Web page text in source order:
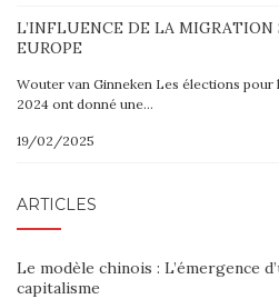
L’INFLUENCE DE LA MIGRATION
EUROPE
Wouter van Ginneken Les élections
2024 ont donné une…
19/02/2025
ARTICLES
Le modèle chinois : L’émergence
capitalisme